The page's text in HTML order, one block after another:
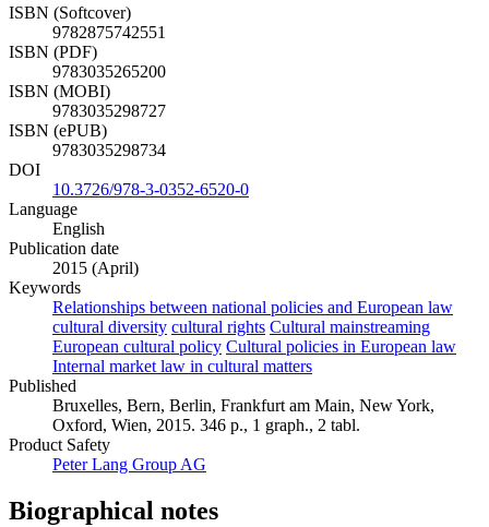
ISBN (Softcover)
9782875742551
ISBN (PDF)
9783035265200
ISBN (MOBI)
9783035298727
ISBN (ePUB)
9783035298734
DOI
10.3726/978-3-0352-6520-0
Language
English
Publication date
2015 (April)
Keywords
Relationships between national policies and European law
cultural diversity cultural rights Cultural mainstreaming
European cultural policy Cultural policies in European law
Internal market law in cultural matters
Published
Bruxelles, Bern, Berlin, Frankfurt am Main, New York,
Oxford, Wien, 2015. 346 p., 1 graph., 2 tabl.
Product Safety
Peter Lang Group AG
Biographical notes